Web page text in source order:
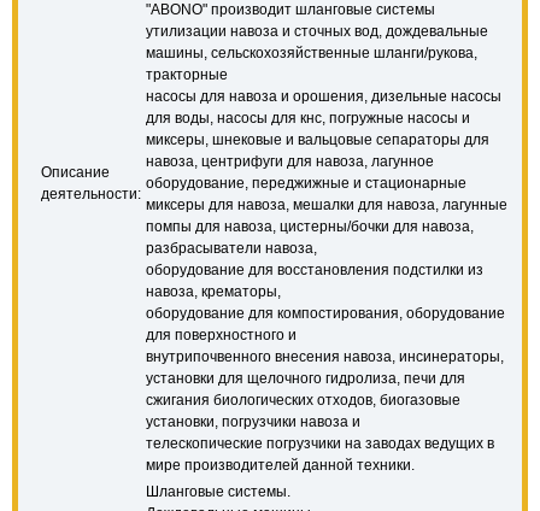
Описание
деятельности:
"ABONO" производит шланговые системы
утилизации навоза и сточных вод, дождевальные
машины, сельскохозяйственные шланги/рукова,
тракторные
насосы для навоза и орошения, дизельные насосы
для воды, насосы для кнс, погружные насосы и
миксеры, шнековые и вальцовые сепараторы для
навоза, центрифуги для навоза, лагунное
оборудование, переджижные и стационарные
миксеры для навоза, мешалки для навоза, лагунные
помпы для навоза, цистерны/бочки для навоза,
разбрасыватели навоза,
оборудование для восстановления подстилки из
навоза, крематоры,
оборудование для компостирования, оборудование
для поверхностного и
внутрипочвенного внесения навоза, инсинераторы,
установки для щелочного гидролиза, печи для
сжигания биологических отходов, биогазовые
установки, погрузчики навоза и
телескопические погрузчики на заводах ведущих в
мире производителей данной техники.
Шланговые системы.